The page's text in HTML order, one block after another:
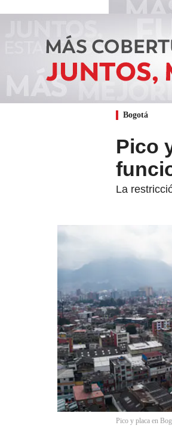
Bogotá
Pico
La
Pico y placa en